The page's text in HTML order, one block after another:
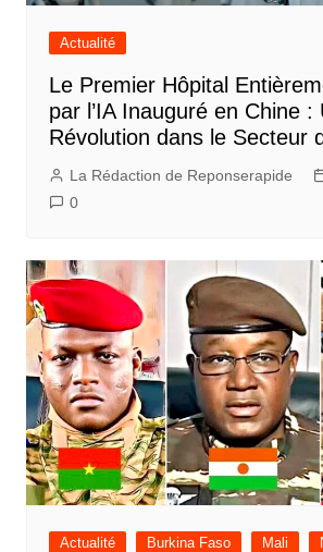
Actualité
Le Premier Hôpital
par l’IA Inauguré en Chine :
Révolution dans le Secteur
La Rédaction de Reponserapide
0
Actualité Burkina Faso Mali